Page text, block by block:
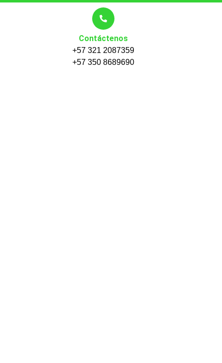
Contáctenos
+57 321 2087359
+57 350 8689690